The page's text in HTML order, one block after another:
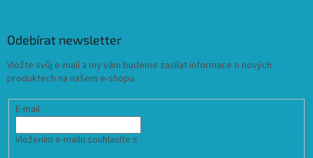
Odebírat newsletter
Vložte svůj e-mail a my vám budeme zasílat informace o nových
produktech na našem e-shopu.
E-mail
Vložením e-mailu souhlasíte s